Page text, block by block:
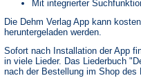
Mit integrierter
Die Dehm Verlag App kann
heruntergeladen werden.
Sofort nach Installation der App
in viele Lieder. Das Liederbuch
nach der Bestellung im Shop des